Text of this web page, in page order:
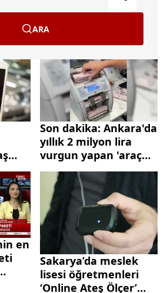
ARA
Son dakika: Ankara'da
yıllık 2 milyon lira
vurgun yapan 'araç
muayene' çetesi
çökertildi: 24 gözaltı
en
Sakarya’da meslek
lisesi öğretmenleri
‘Online Ateş Ölçer’